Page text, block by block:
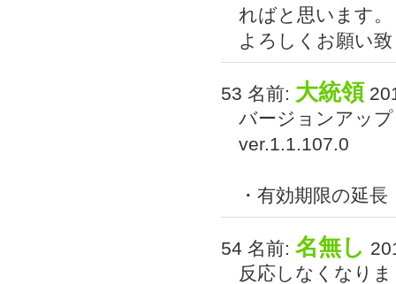
ればと思います。
よろしくお願い
53 名前: 大統領
バージョンアッ
ver.1.1.107.0
・有効期限の延長
54 名前: 名無し
反応しなくなり